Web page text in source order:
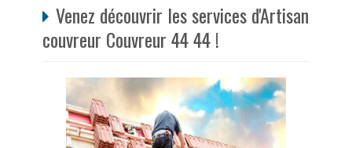
Venez découvrir les services d'Artisan
couvreur Couvreur 44 44 !